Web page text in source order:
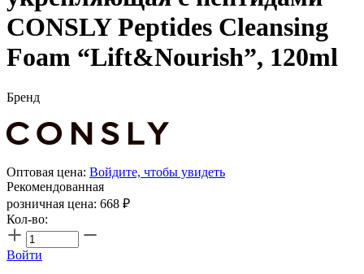
CONSLY Peptides Cleansing
Foam “Lift&Nourish”, 120ml
Бренд
Оптовая цена: Войдите, чтобы увидеть
Рекомендованная
розничная цена: 668 ₽
Кол-во:
Войти